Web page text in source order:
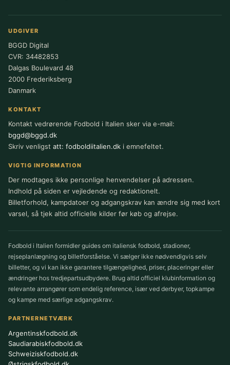
UDGIVER
BGGD Digital
CVR: 34482853
Dalgas Boulevard 48
2000 Frederiksberg
Danmark
KONTAKT
Kontakt vedrørende Fodbold i Italien sker via e-mail:
bggd@bggd.dk
Skriv venligst att: fodboldiitalien.dk i emnefeltet.
VIGTIG INFORMATION
Der modtages ikke personlige henvendelser på adressen.
Indhold på siden er vejledende og redaktionelt.
Billetforhold, kampdatoer og adgangskrav kan ændre sig med kort
varsel, så tjek altid officielle kilder før køb og afrejse.
Fodbold i Italien formidler guides om italiensk fodbold, stadioner,
rejseplanlægning og billetforståelse. Vi sælger ikke nødvendigvis selv
billetter, og vi kan ikke garantere tilgængelighed, priser, placeringer eller
ændringer hos tredjepartsudbydere. Brug altid officiel klubinformation og
relevante arrangører som endelig reference, især ved derbyer, topkampe
og kampe med særlige adgangskrav.
PARTNERNETVÆRK
Argentinskfodbold.dk
Saudiarabiskfodbold.dk
Schweiziskfodbold.dk